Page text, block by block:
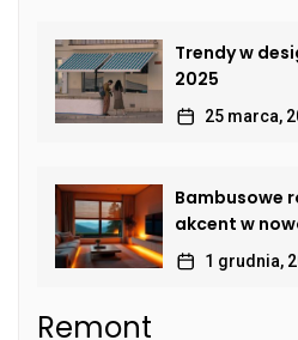
Trendy w
2025
25 marca,
Bambusowe
akcent w
1 grudnia,
Remont